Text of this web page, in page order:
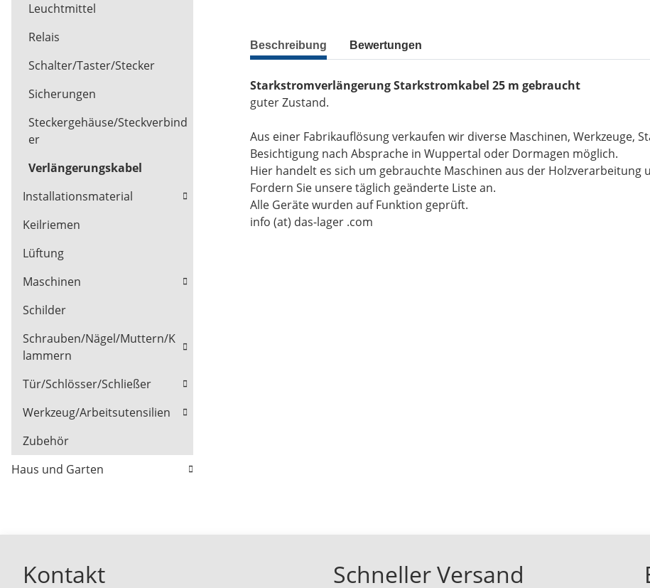
Beschreibung Bewertungen
Starkstromverlängerung Starkstromkabel 25 m gebraucht
guter Zustand.
Aus einer Fabrikauflösung verkaufen wir diverse Maschinen, Werkzeuge,
Besichtigung nach Absprache in Wuppertal oder Dormagen möglich.
Hier handelt es sich um gebrauchte Maschinen aus der Holzverarbeitung
Fordern Sie unsere täglich geänderte Liste an.
Alle Geräte wurden auf Funktion geprüft.
info (at) das-lager .com
Leuchtmittel
Relais
Schalter/Taster/Stecker
Sicherungen
Steckergehäuse/Steckverbind
er
Verlängerungskabel
Installationsmaterial
Keilriemen
Lüftung
Maschinen
Schilder
Schrauben/Nägel/Muttern/K
lammern
Tür/Schlösser/Schließer
Werkzeug/Arbeitsutensilien
Zubehör
Haus und Garten
Kontakt Schneller Versand